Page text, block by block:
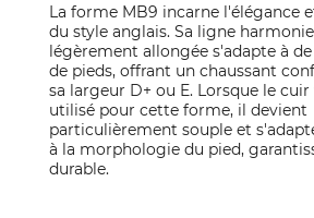
La forme MB9 incarne l'élégance
du style anglais. Sa ligne
légèrement allongée s'adapte à
de pieds, offrant un chaussant
sa largeur D+ ou E. Lorsque le
utilisé pour cette forme, il devient
particulièrement souple et
à la morphologie du pied,
durable.